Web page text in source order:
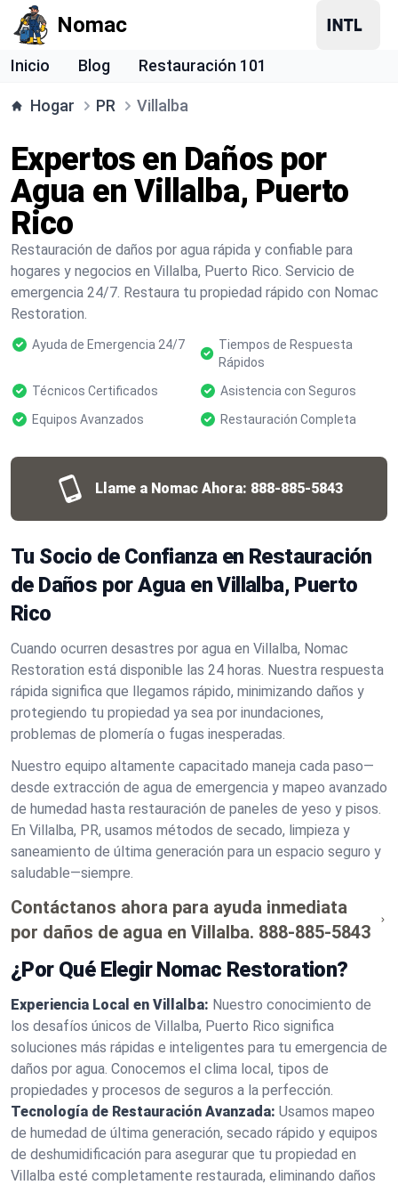
Nomac
Inicio Blog Restauración 101
Hogar PR Villalba
Expertos en Daños por
Agua en Villalba, Puerto
Rico
Restauración de daños por agua rápida y confiable para
hogares y negocios en Villalba, Puerto Rico. Servicio de
emergencia 24/7. Restaura tu propiedad rápido con Nomac
Restoration.
Ayuda de Emergencia 24/7
Tiempos de Respuesta
Rápidos
Técnicos Certificados
Asistencia con Seguros
Equipos Avanzados
Restauración Completa
Llame a Nomac Ahora: 888-885-5843
Tu Socio de Confianza en Restauración
de Daños por Agua en Villalba, Puerto
Rico
Cuando ocurren desastres por agua en Villalba, Nomac
Restoration está disponible las 24 horas. Nuestra respuesta
rápida significa que llegamos rápido, minimizando daños y
protegiendo tu propiedad ya sea por inundaciones,
problemas de plomería o fugas inesperadas.
Nuestro equipo altamente capacitado maneja cada paso—
desde extracción de agua de emergencia y mapeo avanzado
de humedad hasta restauración de paneles de yeso y pisos.
En Villalba, PR, usamos métodos de secado, limpieza y
saneamiento de última generación para un espacio seguro y
saludable—siempre.
Contáctanos ahora para ayuda inmediata
por daños de agua en Villalba. 888-885-5843
¿Por Qué Elegir Nomac Restoration?
Experiencia Local en Villalba: Nuestro conocimiento de
los desafíos únicos de Villalba, Puerto Rico significa
soluciones más rápidas e inteligentes para tu emergencia de
daños por agua. Conocemos el clima local, tipos de
propiedades y procesos de seguros a la perfección.
Tecnología de Restauración Avanzada: Usamos mapeo
de humedad de última generación, secado rápido y equipos
de deshumidificación para asegurar que tu propiedad en
Villalba esté completamente restaurada, eliminando daños